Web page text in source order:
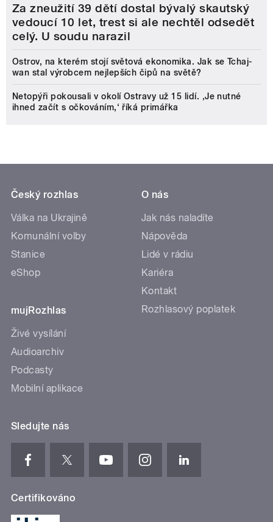
Za zneužití 39 dětí dostal bývalý skautský
vedoucí 10 let, trest si ale nechtěl odsedět
celý. U soudu narazil
Ostrov, na kterém stojí světová ekonomika. Jak se Tchaj-
wan stal výrobcem nejlepších čipů na světě?
Netopýři pokousali v okolí Ostravy už 15 lidí. ‚Je nutné
ihned začít s očkováním,‘ říká primářka
Český rozhlas
Válka na Ukrajině
Komunální volby
Stanice
eShop
mujRozhlas
Živé vysílání
Audioarchiv
Podcasty
Mobilní aplikace
O nás
Jak nás naladíte
Nápověda
Lidé v rádiu
Kariéra
Kontakt
Rozhlasový poplatek
Sledujte nás
Certifikováno